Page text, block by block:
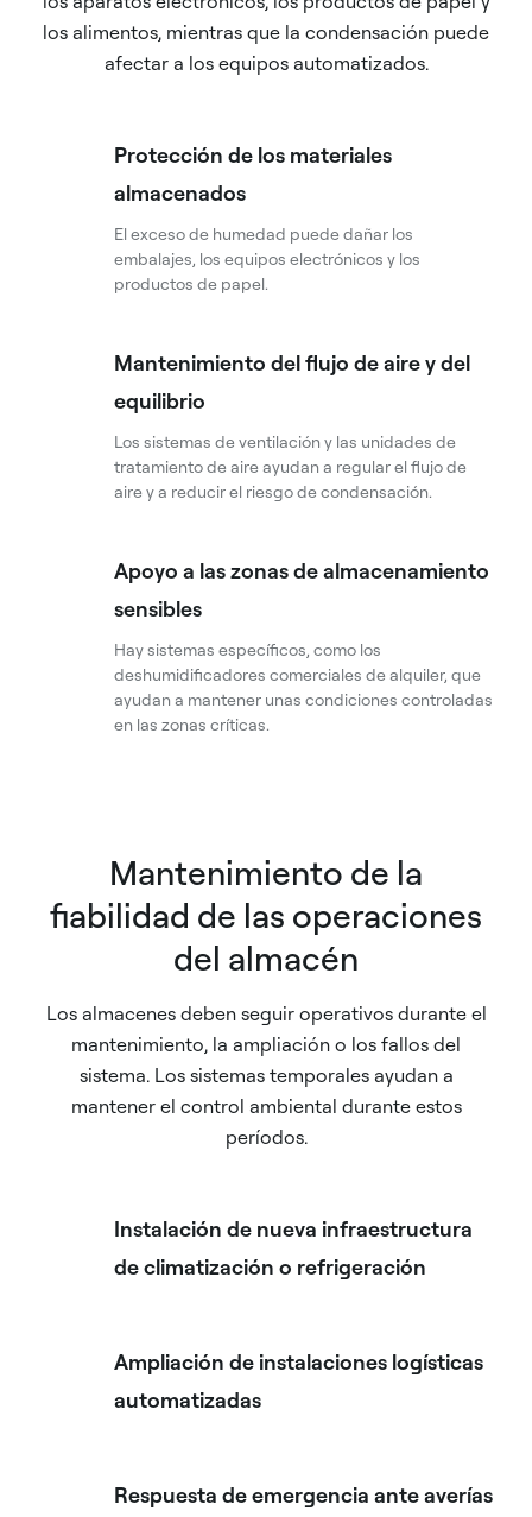
los alimentos, mientras que la condensación puede
afectar a los equipos automatizados.
Protección de los materiales
almacenados
El exceso de humedad puede dañar los
embalajes, los equipos electrónicos y los
productos de papel.
Mantenimiento del flujo de aire y del
equilibrio
Los sistemas de ventilación y las unidades de
tratamiento de aire ayudan a regular el flujo de
aire y a reducir el riesgo de condensación.
Apoyo a las zonas de almacenamiento
sensibles
Hay sistemas específicos, como los
deshumidificadores comerciales de alquiler, que
ayudan a mantener unas condiciones controladas
en las zonas críticas.
Mantenimiento de la
fiabilidad de las operaciones
del almacén
Los almacenes deben seguir operativos durante el
mantenimiento, la ampliación o los fallos del
sistema. Los sistemas temporales ayudan a
mantener el control ambiental durante estos
períodos.
Instalación de nueva infraestructura
de climatización o refrigeración
Ampliación de instalaciones logísticas
automatizadas
Respuesta de emergencia ante averías